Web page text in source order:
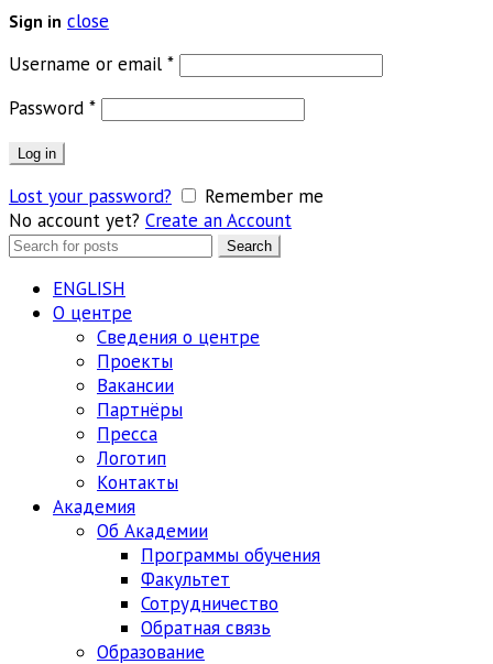
Sign in close
Username or email *Обязательно
Password *Обязательно
Log in
Lost your password?
Remember me
No account yet? Create an Account
Search
Search
ENGLISH
О центре
Сведения о центре
Проекты
Вакансии
Партнёры
Пресса
Логотип
Контакты
Академия
Об Академии
Программы обучения
Факультет
Сотрудничество
Обратная связь
Образование